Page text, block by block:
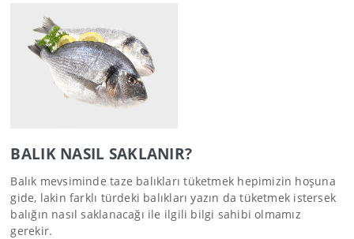
BALIK NASIL SAKLANIR?
Balık mevsiminde taze balıkları tüketmek hepimizin hoşuna
gide, lakin farklı türdeki balıkları yazın da tüketmek istersek
balığın nasıl saklanacağı ile ilgili bilgi sahibi olmamız
gerekir.